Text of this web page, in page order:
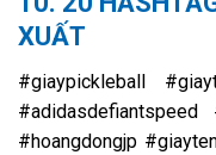
XUẤT
#giaypickleball
#adidasdefiantspeed
#hoangdongjp